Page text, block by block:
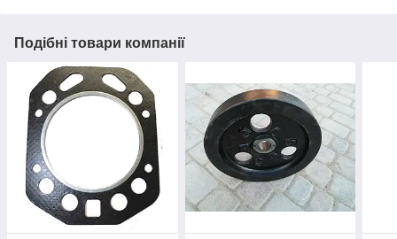
Подібні товари компанії